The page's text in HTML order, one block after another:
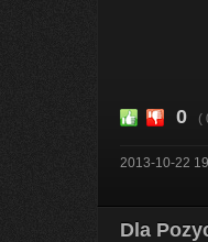
0 (
2013-10-22
Dla